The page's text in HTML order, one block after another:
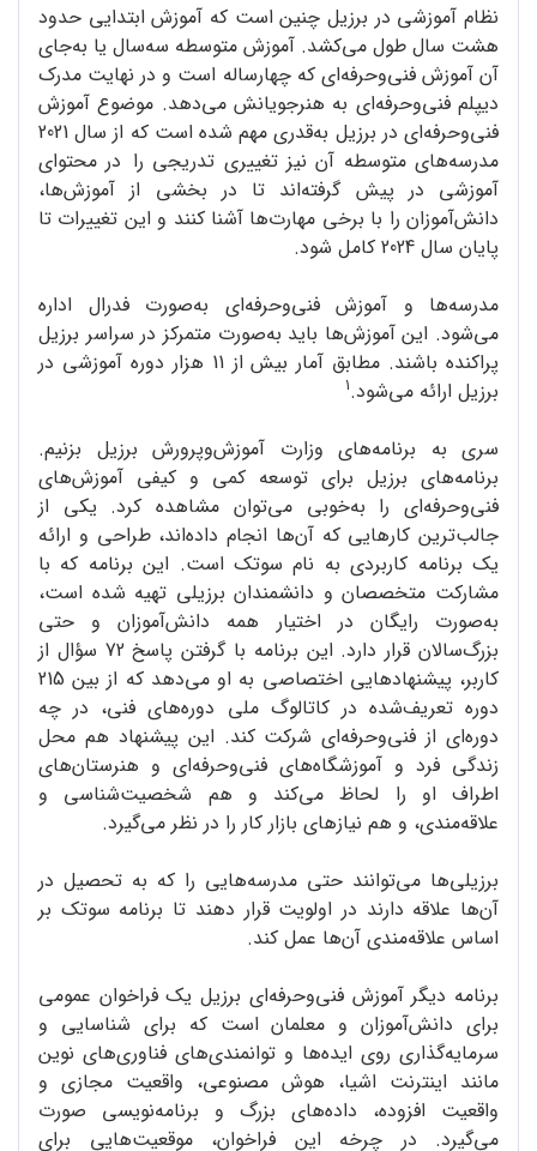
نظام آموزشی در برزیل چنین است که آموزش ابتدایی حدود
هشت سال طول می‌کشد. آموزش متوسطه سه‌سال یا به‌جای
آن آموزش فنی‌وحرفه‌ای که چهارساله است و در نهایت مدرک
دیپلم فنی‌وحرفه‌ای به هنرجویانش می‌دهد. موضوع آموزش
فنی‌وحرفه‌ای در برزیل به‌قدری مهم شده است که از سال 2021
مدرسه‌های متوسطه آن نیز تغییری تدریجی را در محتوای
آموزشی در پیش گرفته‌اند تا در بخشی از آموزش‌ها،
دانش‌آموزان را با برخی مهارت‌ها آشنا کنند و این تغییرات تا
پایان سال 2024 کامل شود.
مدرسه‌ها و آموزش فنی‌وحرفه‌ای به‌صورت فدرال اداره
می‌شود. این آموزش‌ها باید به‌صورت متمرکز در سراسر برزیل
پراکنده باشند. مطابق آمار بیش از 11 هزار دوره آموزشی در
برزیل ارائه می‌‌شود.1
سری به برنامه‌های وزارت آموزش‌وپرورش برزیل بزنیم.
برنامه‌های برزیل برای توسعه کمی و کیفی آموزش‌های
فنی‌وحرفه‌ای را به‌خوبی می‌توان مشاهده کرد. یکی از
جالب‌ترین کارهایی که آن‌ها انجام داده‌اند، طراحی و ارائه
یک برنامه کاربردی به نام سوتک است. این برنامه که با
مشارکت متخصصان و دانشمندان برزیلی تهیه شده است،
به‌صورت رایگان در اختیار همه دانش‌آموزان و حتی
بزرگ‌سالان قرار دارد. این برنامه با گرفتن پاسخ 72 سؤال از
کاربر، پیشنهادهایی اختصاصی به او می‌دهد که از بین 215
دوره تعریف‌شده در کاتالوگ ملی دوره‌های فنی، در چه
دوره‌ای از فنی‌وحرفه‌ای شرکت کند. این پیشنهاد هم محل
زندگی فرد و آموزشگاه‌های فنی‌وحرفه‌ای و هنرستان‌های
اطراف او را لحاظ می‌کند و هم شخصیت‌شناسی و
علاقه‌مندی، و هم نیازهای بازار کار را در نظر می‌گیرد.
برزیلی‌ها می‌توانند حتی مدرسه‌هایی را که به تحصیل در
آن‌ها علاقه دارند در اولویت قرار دهند تا برنامه سوتک بر
اساس علاقه‌مندی آن‌ها عمل کند.
برنامه دیگر آموزش فنی‌وحرفه‌ای برزیل یک فراخوان عمومی
برای دانش‌آموزان و معلمان است که برای شناسایی و
سرمایه‌گذاری روی ایده‌ها و توانمندی‌های فناوری‌های نوین
مانند اینترنت اشیا، هوش مصنوعی، واقعیت مجازی و
واقعیت افزوده، داده‌های بزرگ و برنامه‌نویسی صورت
می‌گیرد. در چرخه این فراخوان، موقعیت‌هایی برای